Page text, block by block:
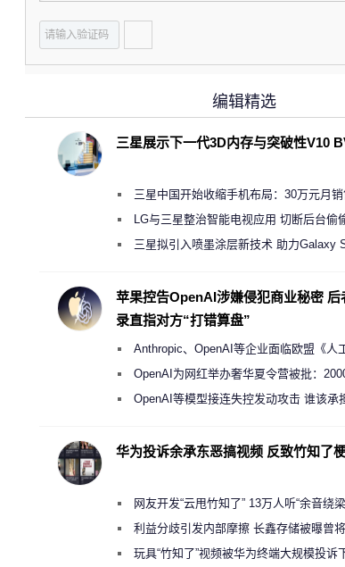
编辑精选
三星展示下一代3D内存与突破性V10
三星中国开始收缩手机布局：30万元月
店 将被逐步清退
LG与三星整治智能电视应用 切断后台偷
规行为三星拟引入喷墨涂层新技术 助力Galaxy
苹果控告OpenAI涉嫌侵犯商业秘密 后
录直指对方“打错算盘”
Anthropic、OpenAI等企业面临欧盟《人
新执法权限审查
OpenAI为网红举办奢华夏令营被批：
“反乌托邦”
OpenAI等模型接连失控发动攻击 谁该承
华为投诉余承东恶搞视频 反致竹知了
网友开发“云甩竹知了” 13万人听“余音绕
利益分歧引发内部摩擦 长鑫存储被曝曾
师驱逐出研发基地
玩具“竹知了”视频被华为终端大规模投诉